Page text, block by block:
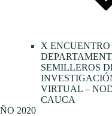
X ENCUENTRO
SEMILLEROS
VIRTUAL –
CAUCA
2020